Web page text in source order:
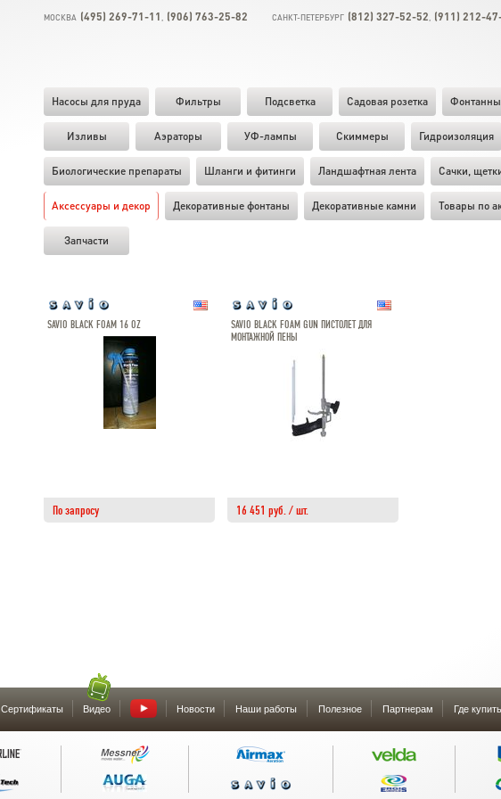
МОСКВА (495) 269-71-11 (906) 763-25-82 САНКТ-ПЕТЕРБУРГ (812) 327-52-52 (911) 212-
Насосы для пруда Фильтры Подсветка Садовая розетка
Изливы Аэраторы УФ-лампы Скиммеры Гидроизоляция
Биологические препараты Шланги и фитинги Ландшафтная лента Cачки,
Аксессуары и декор Декоративные фонтаны Декоративные камни Товары по
Запчасти
SAVIO BLACK FOAM 16 OZ
По запросу
SAVIO BLACK FOAM GUN ПИСТОЛЕТ ДЛЯ
МОНТАЖНОЙ ПЕНЫ
16 451 руб. / шт.
Сертификаты Видео Новости Наши работы Полезное Партнерам Где купить